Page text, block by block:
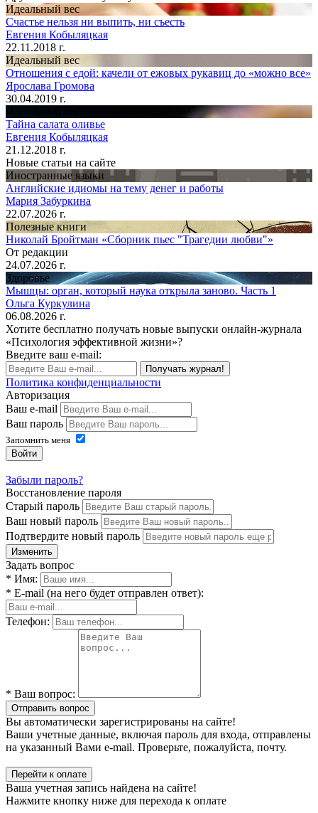
Идеальный вес
Счастье нельзя ни выпить, ни съесть
Евгения Кобыляцкая
22.11.2018 г.
Идеальный вес
Отношения с едой: качели от ежовых рукавиц до «можно все»
Ярослава Громова
30.04.2019 г.
Тайна салата оливье
Евгения Кобыляцкая
21.12.2018 г.
Новые статьи на сайте
Иностранные языки
Английские идиомы на тему денег и работы
Мария Забуркина
22.07.2026 г.
Полезные книги
Николай Бройтман «Сборник пьес "Трагедии любви"»
От редакции
24.07.2026 г.
Здоровье
Мышцы: орган, который наука открыла заново. Часть 1
Ольга Куркулина
06.08.2026 г.
Хотите бесплатно получать новые выпуски онлайн-журнала
«Психология эффективной жизни»?
Введите ваш e-mail:
Получать журнал!
Политика конфиденциальности
Авторизация
Ваш e-mail
Ваш пароль
Запомнить меня
Войти
Забыли пароль?
Восстановление пароля
Старый пароль
Ваш новый пароль
Подтвердите новый пароль
Изменить
Задать вопрос
* Имя:
* E-mail (на него будет отправлен ответ):
Телефон:
* Ваш вопрос:
Отправить вопрос
Вы автоматически зарегистрированы на сайте!
Ваши учетные данные, включая пароль для входа, отправлены
на указанный Вами e-mail. Проверьте, пожалуйста, почту.
Перейти к оплате
Ваша учетная запись найдена на сайте!
Нажмите кнопку ниже для перехода к оплате